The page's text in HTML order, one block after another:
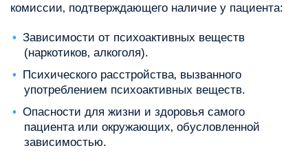
комиссии‚ подтверждающего наличие у пациента:
Зависимости от психоактивных веществ
(наркотиков‚ алкоголя).
Психического расстройства‚ вызванного
употреблением психоактивных веществ.
Опасности для жизни и здоровья самого
пациента или окружающих‚ обусловленной
зависимостью.